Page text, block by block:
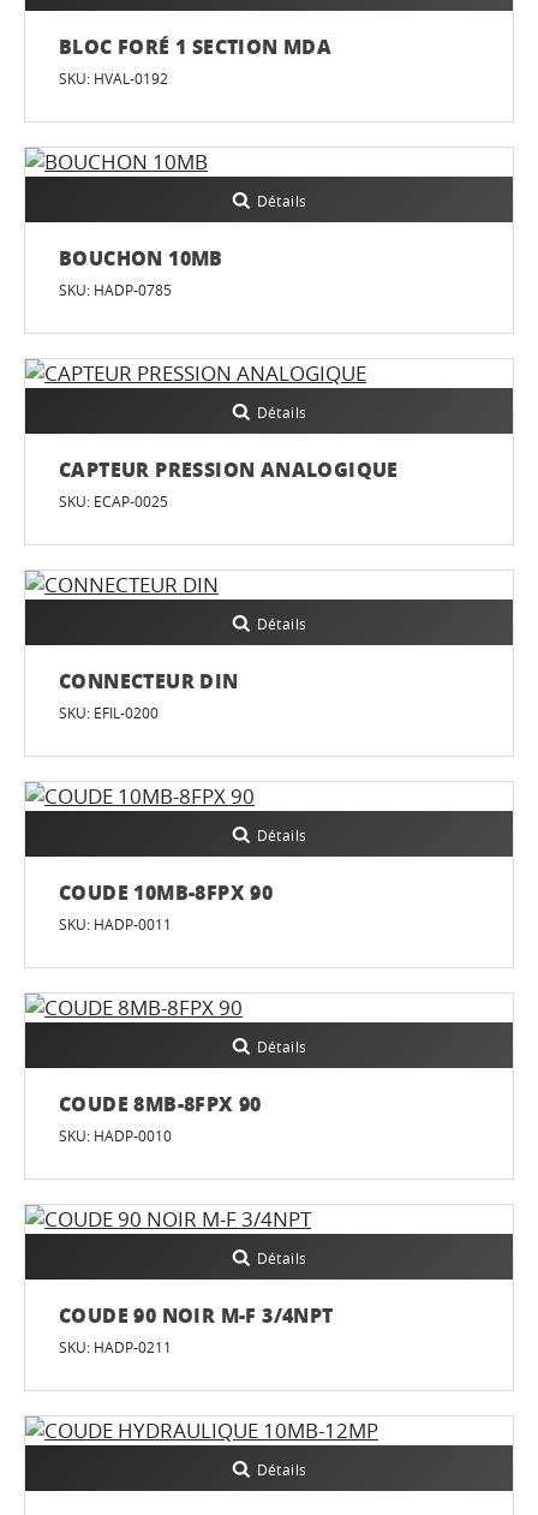
BLOC FORÉ 1 SECTION MDA
SKU: HVAL-0192
Détails
BOUCHON 10MB
SKU: HADP-0785
Détails
CAPTEUR PRESSION ANALOGIQUE
SKU: ECAP-0025
Détails
CONNECTEUR DIN
SKU: EFIL-0200
Détails
COUDE 10MB-8FPX 90
SKU: HADP-0011
Détails
COUDE 8MB-8FPX 90
SKU: HADP-0010
Détails
COUDE 90 NOIR M-F 3/4NPT
SKU: HADP-0211
Détails